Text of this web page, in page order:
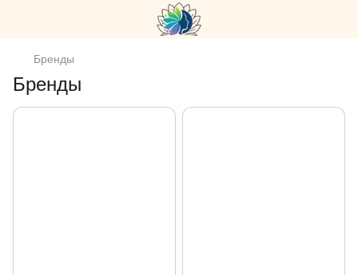
Бренды
Бренды